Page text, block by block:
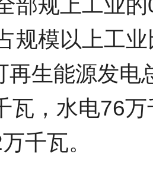
部规上工业
规模以上工
再生能源发电
瓦，水电76
千瓦。